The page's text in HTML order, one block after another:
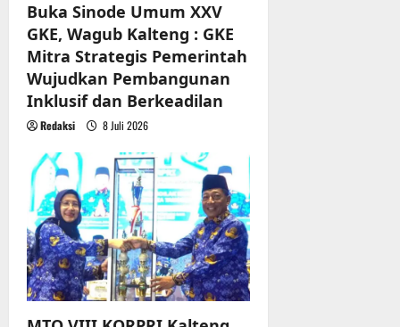
Buka Sinode Umum XXV
GKE, Wagub Kalteng : GKE
Mitra Strategis Pemerintah
Wujudkan Pembangunan
Inklusif dan Berkeadilan
Redaksi 8 Juli 2026